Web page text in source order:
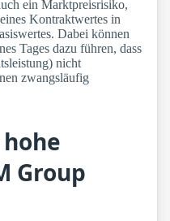
ein Marktpreisrisiko,
Kontraktwertes in
Dabei können
Tages dazu führen, dass
nicht
zwangsläufig
Group